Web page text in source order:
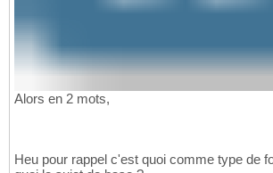
Alors en 2 mots,
Heu pour rappel c'est quoi comme type de